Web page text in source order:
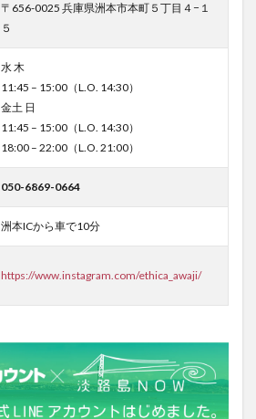
〒656-0025 兵庫県洲本市本町５丁目４−１
５
水 木
11:45 – 15:00（L.O. 14:30）
金土 日
11:45 – 15:00（L.O. 14:30）
18:00 – 22:00（L.O. 21:00）
050-6869-0664
洲本ICから車で10分
https://www.instagram.com/ethica_awaji/